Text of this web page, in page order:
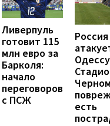
Ливерпуль
готовит 115
млн евро за
Барколя:
начало
переговоров
с ПСЖ
Россия
есть